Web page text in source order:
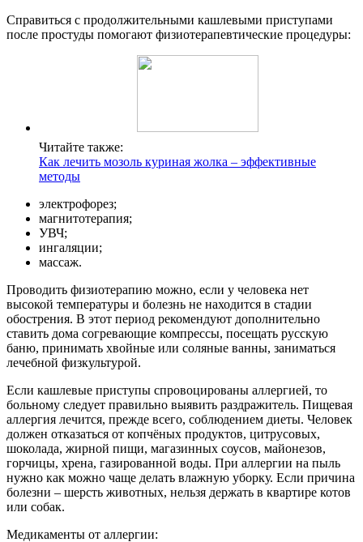
Справиться с продолжительными кашлевыми приступами
после простуды помогают физиотерапевтические процедуры:
Читайте также:
Как лечить мозоль куриная жолка – эффективные
методы
электрофорез;
магнитотерапия;
УВЧ;
ингаляции;
массаж.
Проводить физиотерапию можно, если у человека нет
высокой температуры и болезнь не находится в стадии
обострения. В этот период рекомендуют дополнительно
ставить дома согревающие компрессы, посещать русскую
баню, принимать хвойные или соляные ванны, заниматься
лечебной физкультурой.
Если кашлевые приступы спровоцированы аллергией, то
больному следует правильно выявить раздражитель. Пищевая
аллергия лечится, прежде всего, соблюдением диеты. Человек
должен отказаться от копчёных продуктов, цитрусовых,
шоколада, жирной пищи, магазинных соусов, майонезов,
горчицы, хрена, газированной воды. При аллергии на пыль
нужно как можно чаще делать влажную уборку. Если причина
болезни – шерсть животных, нельзя держать в квартире котов
или собак.
Медикаменты от аллергии: